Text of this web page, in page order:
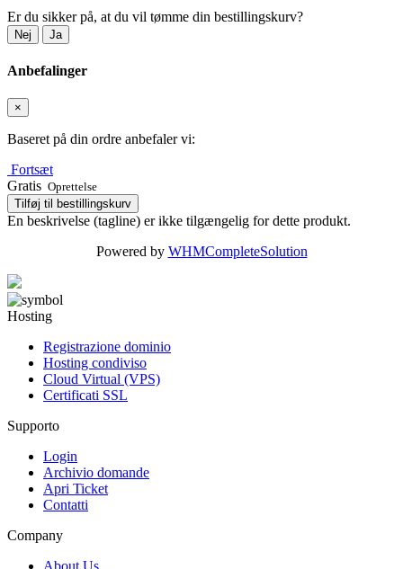
Er du sikker på, at du vil tømme din bestillingskurv?
Nej Ja
Anbefalinger
×
Baseret på din ordre anbefaler vi:
Fortsæt
Gratis Oprettelse
Tilføj til bestillingskurv
En beskrivelse (tagline) er ikke tilgængelig for dette produkt.
Powered by WHMCompleteSolution
Hosting
Registrazione dominio
Hosting condiviso
Cloud Virtual (VPS)
Certificati SSL
Supporto
Login
Archivio domande
Apri Ticket
Contatti
Company